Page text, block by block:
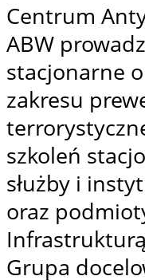
Centrum
ABW
stacjonarne
zakresu
szkoleń
służby i
oraz
Grupa